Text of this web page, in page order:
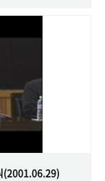
(2001.06.29)